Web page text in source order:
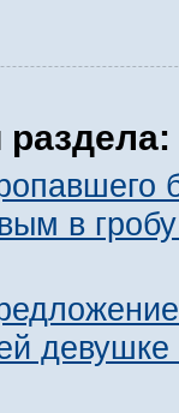
в
девушке